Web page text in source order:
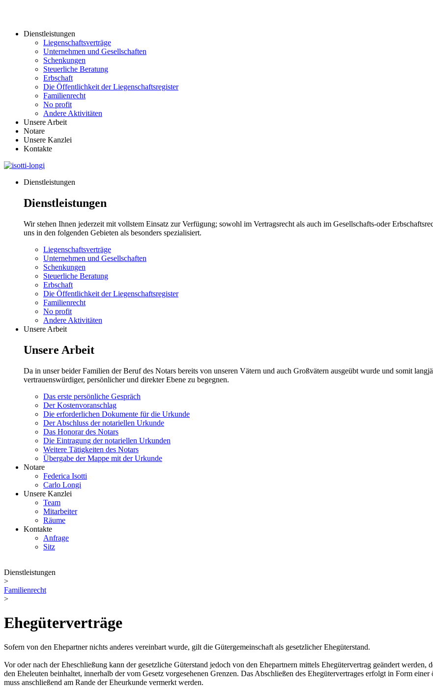
Dienstleistungen
Liegenschaftsverträge
Unternehmen und Gesellschaften
Schenkungen
Steuerliche Beratung
Erbschaft
Die Öffentlichkeit der Liegenschaftsregister
Familienrecht
No profit
Andere Aktivitäten
Unsere Arbeit
Notare
Unsere Kanzlei
Kontakte
Dienstleistungen
Dienstleistungen
Wir stehen Ihnen jederzeit mit vollstem Einsatz zur Verfügung; sowohl im Vertragsrecht als auch im Gesellschafts-oder
uns in den folgenden Gebieten als besonders spezialisiert.
Liegenschaftsverträge
Unternehmen und Gesellschaften
Schenkungen
Steuerliche Beratung
Erbschaft
Die Öffentlichkeit der Liegenschaftsregister
Familienrecht
No profit
Andere Aktivitäten
Unsere Arbeit
Unsere Arbeit
Da in unser beider Familien der Beruf des Notars bereits von unseren Vätern und auch Großvätern ausgeübt wurde und somit
vertrauenswürdiger, persönlicher und direkter Ebene zu begegnen.
Das erste persönliche Gespräch
Der Kostenvoranschlag
Die erforderlichen Dokumente für die Urkunde
Der Abschluss der notariellen Urkunde
Das Honorar des Notars
Die Eintragung der notariellen Urkunden
Weitere Tätigkeiten des Notars
Übergabe der Mappe mit der Urkunde
Notare
Federica Isotti
Carlo Longi
Unsere Kanzlei
Team
Mitarbeiter
Räume
Kontakte
Anfrage
Sitz
Dienstleistungen
>
Familienrecht
>
Ehegüterverträge
Sofern von den Ehepartner nichts anderes vereinbart wurde, gilt die Gütergemeinschaft als gesetzlicher Ehegüterstand.
Vor oder nach der Eheschließung kann der gesetzliche Güterstand jedoch von den Ehepartnern mittels Ehegütervertrag geändert
den Eheleuten beinhaltet, innerhalb der vom Gesetz vorgesehenen Grenzen. Das Abschließen des Ehegütervertrages erfolgt in Form
muss anschließend am Rande der Eheurkunde vermerkt werden.